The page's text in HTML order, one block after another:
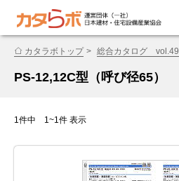
カタラボトップ 総合カタログ vol.49
PS-12,12C型（呼び径65）
1件中 1~1件 表示